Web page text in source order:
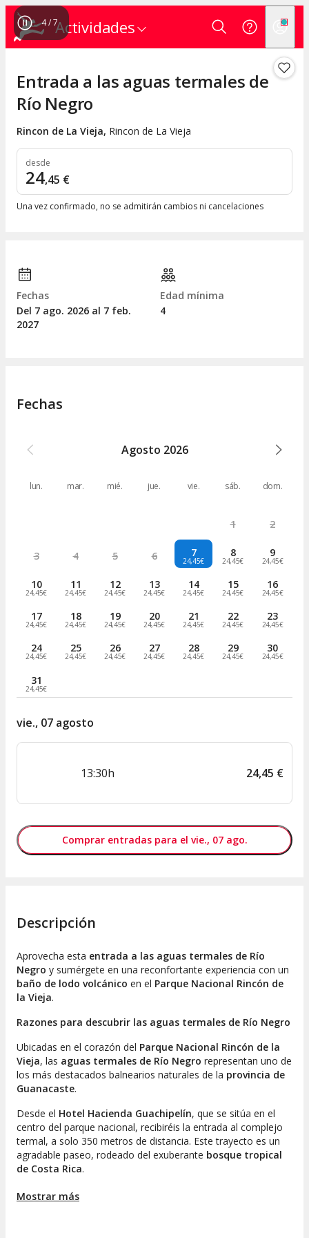
Actividades
4/7
Entrada a las aguas termales de
Río Negro
Rincon de La Vieja, Rincon de La Vieja
desde
24,45 €
Una vez confirmado, no se admitirán cambios ni cancelaciones
Fechas
Del 7 ago. 2026 al 7 feb.
2027
Edad mínima
4
Fechas
Agosto 2026
lun. mar. mié. jue. vie. sáb. dom.
1 2
3 4 5 6 7
24,45€
8
24,45€
9
24,45€
10
24,45€
11
24,45€
12
24,45€
13
24,45€
14
24,45€
15
24,45€
16
24,45€
17
24,45€
18
24,45€
19
24,45€
20
24,45€
21
24,45€
22
24,45€
23
24,45€
24
24,45€
25
24,45€
26
24,45€
27
24,45€
28
24,45€
29
24,45€
30
24,45€
31
24,45€
vie., 07 agosto
13:30h 24,45 €
Comprar entradas para el vie., 07 ago.
Descripción
Aprovecha esta entrada a las aguas termales de Río
Negro y sumérgete en una reconfortante experiencia con un
baño de lodo volcánico en el Parque Nacional Rincón de
la Vieja.
Razones para descubrir las aguas termales de Río Negro
Ubicadas en el corazón del Parque Nacional Rincón de la
Vieja, las aguas termales de Río Negro representan uno de
los más destacados balnearios naturales de la provincia de
Guanacaste.
Desde el Hotel Hacienda Guachipelín, que se sitúa en el
centro del parque nacional, recibiréis la entrada al complejo
termal, a solo 350 metros de distancia. Este trayecto es un
agradable paseo, rodeado del exuberante bosque tropical
de Costa Rica.
Al llegar a las aguas termales de Río Negro, tendréis la
Mostrar más